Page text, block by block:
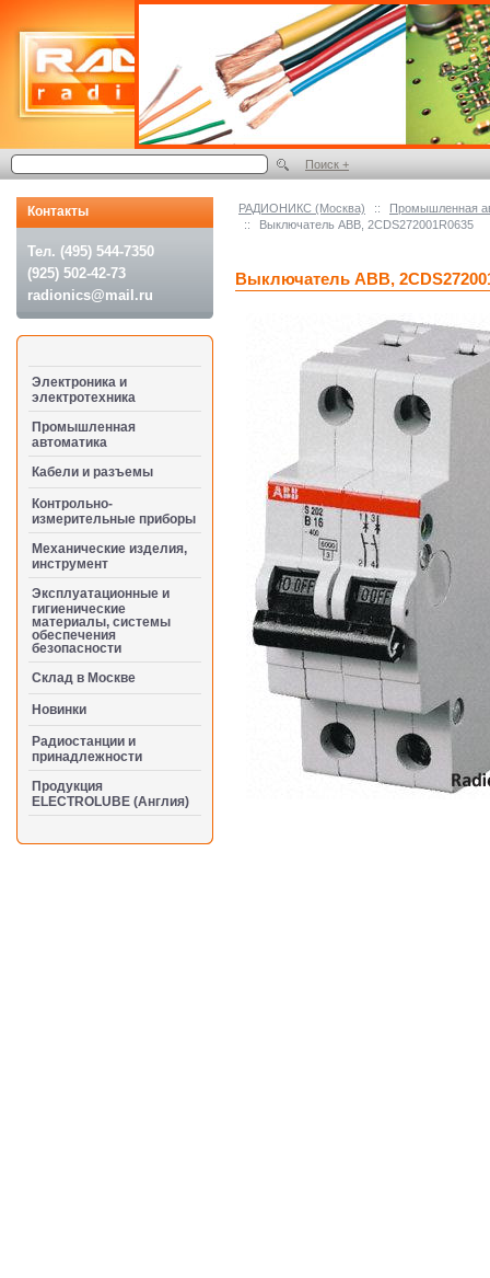
РАДИОНИКС (Москва) ::
Промышленная
::
Выключатель АВВ, 2CDS272001R0635
Выключатель АВВ,
Контакты
Тел. (495) 544-7350
(925) 502-42-73
radionics@mail.ru
Электроника и
электротехника
Промышленная
автоматика
Кабели и разъемы
Контрольно-
измерительные приборы
Механические изделия,
инструмент
Эксплуатационные и
гигиенические
материалы, системы
обеспечения
безопасности
Cклад в Москве
Новинки
Радиостанции и
принадлежности
Продукция
ELECTROLUBE (Англия)
Поиск +